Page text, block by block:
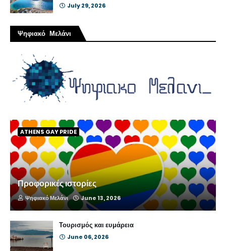
July 29, 2026
Ψηφιακό Μελάνι
ATHENS GAY PRIDE
Προφορικές ιστορίες
Ψηφιακό Μελάνι June 13, 2026
Τουρισμός και ευμάρεια
June 06, 2026